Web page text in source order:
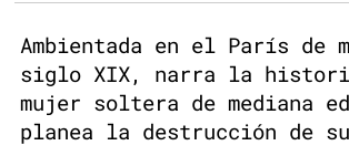
Ambientada en el París de
siglo XIX, narra la
mujer soltera de mediana
planea la destrucción de